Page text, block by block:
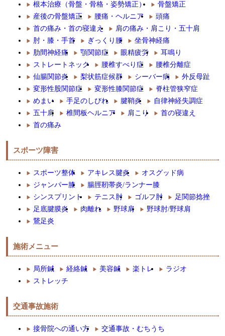
根本治療（骨盤・骨格・姿勢矯正）
骨盤矯正
産後の骨盤矯正
腰痛・ヘルニア
頭痛
首の痛み・首の寝違え
肩の痛み・肩こり・五十肩
肘・膝・手首
ぎっくり腰
坐骨神経痛
肋間神経痛
顎関節症 眼精疲労
耳鳴り
ストレートネック
腰椎すべり症
腰椎分離症
仙腸関節炎
梨状筋症候群 シーバー病
外反母趾
変形性股関節症
変形性膝関節症
脊柱管狭窄症
めまい
手足のしびれ 腱鞘炎
自律神経失調症
五十肩
椎間板ヘルニア 肩こり
首の寝違え
首の痛み
スポーツ障害
スポーツ整体 アキレス腱炎
オスグッド病
ジャンパー膝
腸脛靭帯炎/ランナー膝
シンスプリント
テニス肘 ゴルフ肘
足関節捻挫
足底腱膜炎
肉離れ 野球肩
野球肘/野球肩
鵞足炎
施術メニュー
局所鍼 経絡鍼 美容鍼 楽トレ
ラジオ
ストレッチ
交通事故施術
接骨院への通い方 交通事故・むちうち